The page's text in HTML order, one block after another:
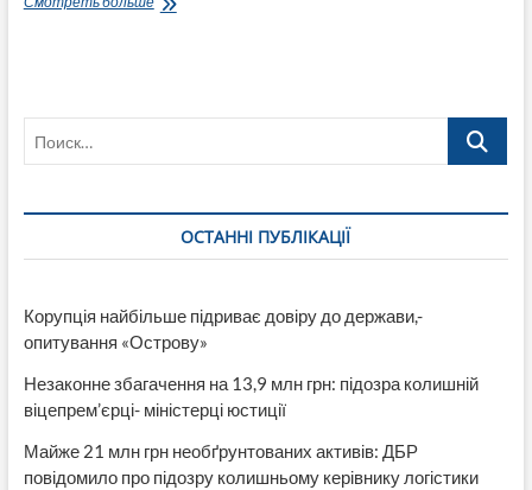
Поиск…
ОСТАННІ ПУБЛІКАЦІЇ
Корупція найбільше підриває довіру до держави,-
опитування «Острову»
Незаконне збагачення на 13,9 млн грн: підозра колишній
віцепрем’єрці- міністерці юстиції
Майже 21 млн грн необґрунтованих активів: ДБР
повідомило про підозру колишньому керівнику логістики